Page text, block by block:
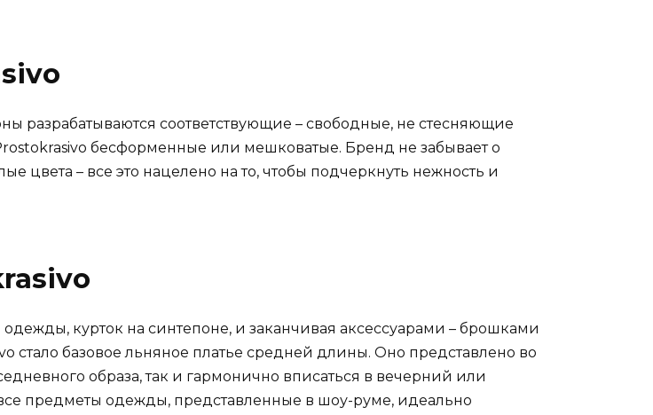
разрабатываются соответствующие – свободные, не стесняющие
бесформенные или мешковатые. Бренд не забывает о
цвета – все это нацелено на то, чтобы подчеркнуть нежность и
курток на синтепоне, и заканчивая аксессуарами – брошками
стало базовое льняное платье средней длины. Оно представлено во
образа, так и гармонично вписаться в вечерний или
предметы одежды, представленные в шоу-руме, идеально